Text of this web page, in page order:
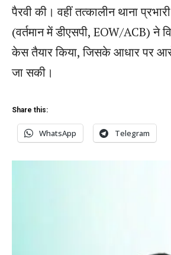
पैरवी की। वहीं तत्कालीन थाना
(वर्तमान में डीएसपी, EOW/ACB) ने
केस तैयार किया, जिसके आधार पर
जा सकी।
Share this:
WhatsApp Telegram